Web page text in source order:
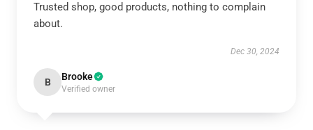
Trusted shop, good products, nothing to complain
about.
Dec 30, 2024
B Brooke
Verified owner